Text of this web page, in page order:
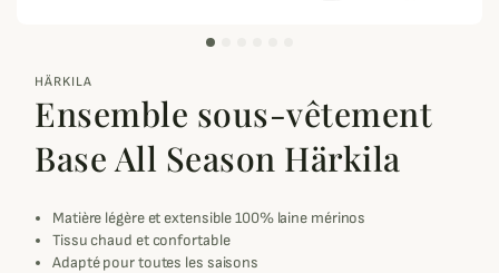
HÄRKILA
Ensemble sous-vêtement
Base All Season Härkila
Matière légère et extensible 100% laine mérinos
Tissu chaud et confortable
Adapté pour toutes les saisons